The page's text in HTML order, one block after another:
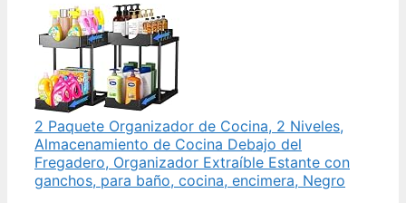
2 Paquete Organizador de Cocina, 2 Niveles,
Almacenamiento de Cocina Debajo del
Fregadero, Organizador Extraíble Estante con
ganchos, para baño, cocina, encimera, Negro